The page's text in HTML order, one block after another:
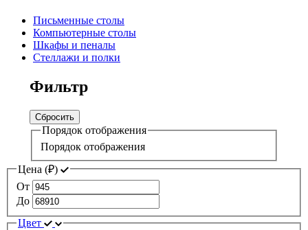
Письменные столы
Компьютерные столы
Шкафы и пеналы
Стеллажи и полки
Фильтр
Сбросить
Порядок отображения
Порядок отображения
Цена (₽)
От
До
Цвет